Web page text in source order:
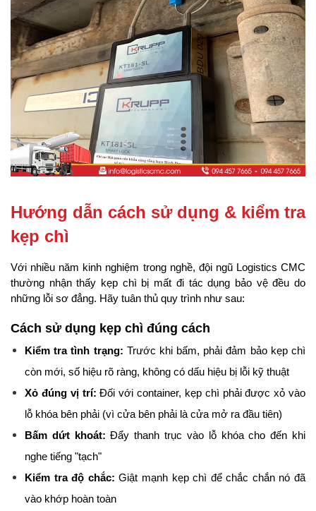
Hướng dẫn cách sử dụng & kiểm tra
kẹp chì
Với nhiều năm kinh nghiệm trong nghề, đội ngũ Logistics CMC
thường nhận thấy kẹp chì bị mất đi tác dụng bảo vệ đều do
những lỗi sơ đẳng. Hãy tuân thủ quy trình như sau:
Cách sử dụng kẹp chì đúng cách
Kiểm tra tình trạng: Trước khi bấm, phải đảm bảo kẹp chì
còn mới, số hiệu rõ ràng, không có dấu hiệu bị lỗi kỹ thuật
Xỏ đúng vị trí: Đối với container, kẹp chì phải được xỏ vào
lỗ khóa bên phải (vì cửa bên phải là cửa mở ra đầu tiên)
Bấm dứt khoát: Đẩy thanh trục vào lỗ khóa cho đến khi
nghe tiếng "tạch"
Kiểm tra độ chắc: Giật mạnh kẹp chì để chắc chắn nó đã
vào khớp hoàn toàn